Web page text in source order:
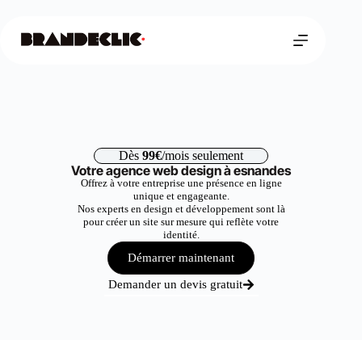
Dès 99€/mois seulement
Votre agence web design à esnandes
Offrez à votre entreprise une présence en ligne
unique et engageante.
Nos experts en design et développement sont là
pour créer un site sur mesure qui reflète votre
identité.
Démarrer maintenant
Demander un devis gratuit